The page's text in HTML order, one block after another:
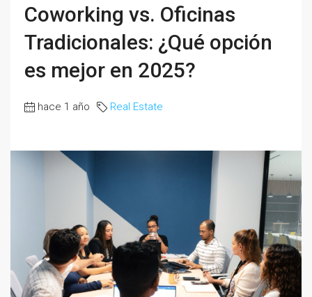
Coworking vs. Oficinas
Tradicionales: ¿Qué opción
es mejor en 2025?
hace 1 año Real Estate